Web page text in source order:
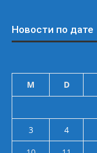
Новости по дате
M D
3
4